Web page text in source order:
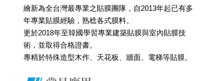
繪新為全台灣最專業之貼膜團隊，自2013年起已有多
年專業貼膜經驗，熟稔各式膜料。
更於2018年至韓國學習專業建築貼膜與室內貼膜技
術，並取得合格證書。
專精於特殊造型木作、天花板、牆面、電梯等貼膜。